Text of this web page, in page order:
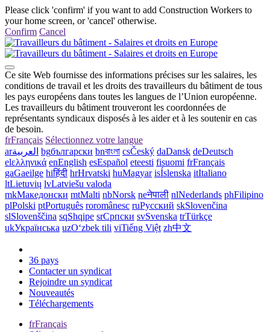
Please click 'confirm' if you want to add Construction Workers to
your home screen, or 'cancel' otherwise.
Confirm Cancel
Ce site Web fournisse des informations précises sur les salaires, les
conditions de travail et les droits des travailleurs du bâtiment de tous
les pays européens dans toutes les langues de l’Union européenne.
Les travailleurs du bâtiment trouveront les coordonnées de
représentants syndicaux disposés à les aider et à les soutenir en cas
de besoin.
frFrançais Sélectionnez votre langue
arالعربية bgбългарски bnবাংলা csČeský daDansk deDeutsch
elελληνικά enEnglish esEspañol eteesti fisuomi frFrançais
gaGaeilge hiहिंदी hrHrvatski huMagyar isÍslenska itItaliano
ltLietuvių lvLatviešu valoda
mkМакедонски mtMalti nbNorsk neनेपाली nlNederlands phFilipino
plPolski ptPortuguês roromânesc ruРусский skSlovenčina
slSlovenščina sqShqipe srСрпски svSvenska trTürkçe
ukУкраїнська uzOʻzbek tili viTiếng Việt zh中文
36 pays
Contacter un syndicat
Rejoindre un syndicat
Nouveautés
Téléchargements
frFrançais